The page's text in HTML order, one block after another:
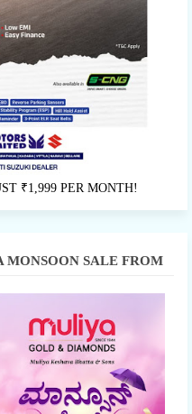
₹1,999 PER MONTH!
SALE FROM